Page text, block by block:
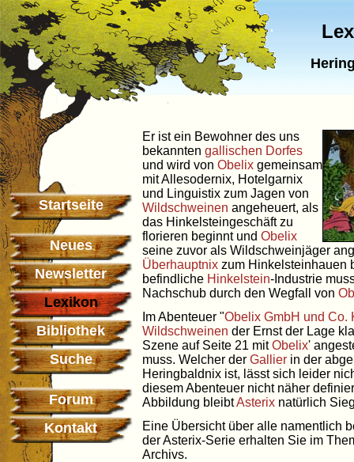
Startseite
Neues
Newsletter
Lexikon
Bibliothek
Suche
Forum
Kontakt
Er ist ein Bewohner des uns
bekannten gallischen Dorfes
und wird von Obelix gemeinsam
mit Allesodernix, Hotelgarnix
und Linguistix zum Jagen von
Wildschweinen angeheuert, als
das Hinkelsteingeschäft zu
florieren beginnt und Obelix
seine zuvor als Wildschweinjäger
Überhauptnix zum Hinkelsteinhauen
befindliche Hinkelstein-Industrie
Nachschub durch den Wegfall von
Im Abenteuer "Obelix GmbH und Co.
Wildschweinen der Ernst der Lage
Szene auf Seite 21 mitObelix'
muss. Welcher der Gallier in der
Heringbaldnix ist, lässt sich leider
diesem Abenteuer nicht näher
Abbildung bleibtAsterix natürlich
Eine Übersicht über alle namentlich
der Asterix-Serie erhalten Sie im
Archivs.